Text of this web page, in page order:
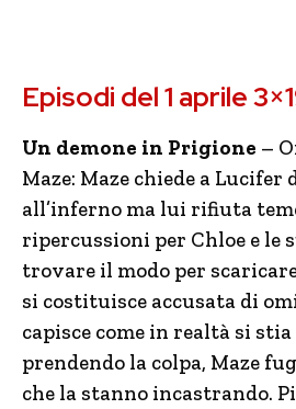
Episodi del 1 aprile
Un demone in Prigione –
Maze: Maze chiede a
all’inferno ma lui rifiuta
ripercussioni per Chloe e le
trovare il modo per
si costituisce accusata di
capisce come in realtà si
prendendo la colpa, Maze
che la stanno incastrando.